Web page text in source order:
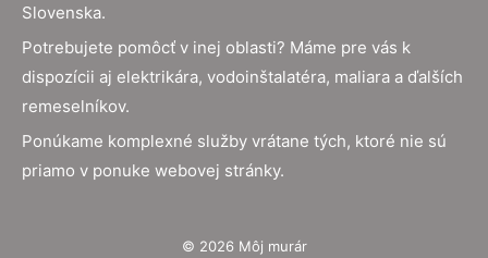
Slovenska.
Potrebujete pomôcť v inej oblasti? Máme pre vás k
dispozícii aj elektrikára, vodoinštalatéra, maliara a ďalších
remeselníkov.
Ponúkame komplexné služby vrátane tých, ktoré nie sú
priamo v ponuke webovej stránky.
© 2026 Môj murár